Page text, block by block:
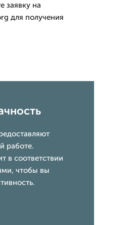
заявку на
для получения
работе.
в соответствии
чтобы вы